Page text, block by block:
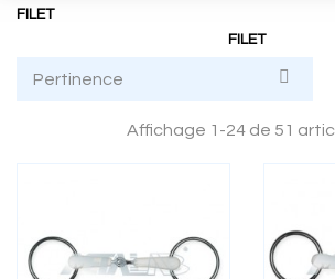
FILET
FILET
Pertinence 
Affichage 1-24 de 51